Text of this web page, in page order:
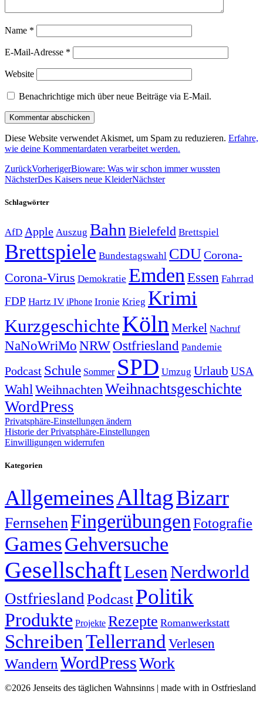
Name *
E-Mail-Adresse *
Website
Benachrichtige mich über neue Beiträge via E-Mail.
Diese Website verwendet Akismet, um Spam zu reduzieren. Erfahre,
wie deine Kommentardaten verarbeitet werden.
ZurückVorherigerBioware: Was wir schon immer wussten
NächsterDes Kaisers neue KleiderNächster
Schlagwörter
AfD Apple Auszug Bahn Bielefeld Brettspiel
Brettspiele Bundestagswahl CDUCorona-
Corona-Virus Demokratie Emden Essen Fahrrad
FDP Hartz IV iPhone Ironie Krieg Krimi
KurzgeschichteKölnMerkel Nachruf
NaNoWriMo NRWOstfriesland Pandemie
Podcast Schule Sommer SPD Umzug Urlaub USA
WahlWeihnachtenWeihnachtsgeschichte
WordPress
Privatsphäre-Einstellungen ändern
Historie der Privatsphäre-Einstellungen
Einwilligungen widerrufen
Kategorien
AllgemeinesAlltagBizarr
Fernsehen Fingerübungen Fotografie
GamesGehversuche
GesellschaftLesen Nerdworld
Ostfriesland PodcastPolitik
Produkte Projekte Rezepte Romanwerkstatt
SchreibenTellerrand Verlesen
Wandern WordPressWork
©2026 Jenseits des täglichen Wahnsinns | made with in Ostfriesland